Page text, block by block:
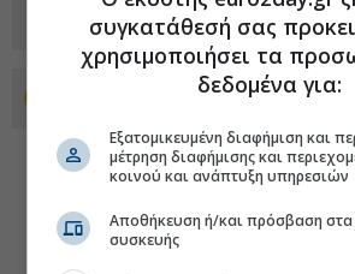
Προσθέστε το euro2day.gr στο
συγκατάθεσή σας
χρησιμοποιήσει τα
δεδομένα για:
Εξατομικευμένη διαφήμιση και
μέτρηση διαφήμισης και
κοινού και ανάπτυξη υπηρεσιών
Αποθήκευση ή/και πρόσβαση στα
συσκευής